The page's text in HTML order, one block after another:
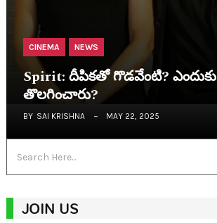
CINEMA NEWS
Spirit: దీపిక‌తో గొడ‌వేంటి? ఎందుకు
తొల‌గించారు?
BY SAI KRISHNA MAY 22, 2025
JOIN US